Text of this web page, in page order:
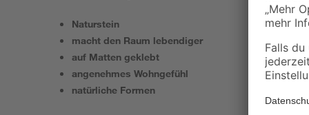
Naturstein
macht den Raum lebendiger
auf Matten geklebt
angenehmes Wohngefühl
natürliche Formen